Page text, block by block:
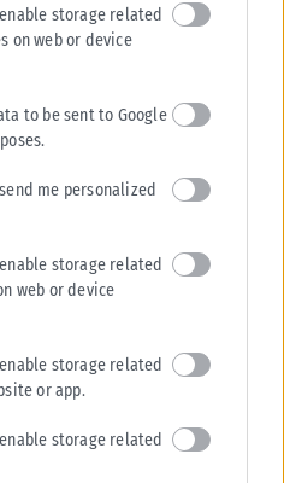
storage related
on web or device
to be sent to Google
me personalized
storage related
web or device
storage related
or app.
storage related